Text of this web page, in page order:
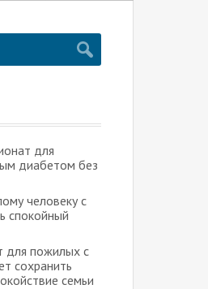
для
диабетом без
человеку с
спокойный
для пожилых с
сохранить
семьи